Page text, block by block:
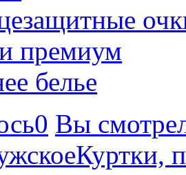
премиум
белье
0 Вы
Куртки,